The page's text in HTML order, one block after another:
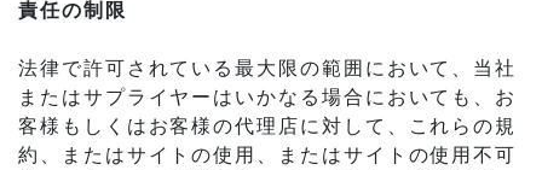
責任の制限
法律で許可されている最大限の範囲において、当社
またはサプライヤーはいかなる場合においても、お
客様もしくはお客様の代理店に対して、これらの規
約、またはサイトの使用、またはサイトの使用不可